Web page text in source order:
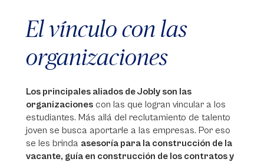
El vínculo con las
organizaciones
Los principales aliados de Jobly son las
organizaciones con las que logran vincular a los
estudiantes. Más allá del reclutamiento de talento
joven se busca aportarle a las empresas. Por eso
se les brinda asesoría para la construcción de la
vacante, guía en construcción de los contratos y